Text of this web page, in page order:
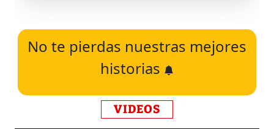
No te pierdas nuestras mejores
historias
VIDEOS